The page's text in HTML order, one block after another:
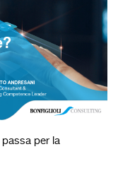
passa per la